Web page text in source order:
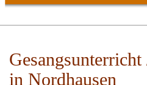
in Nordhausen